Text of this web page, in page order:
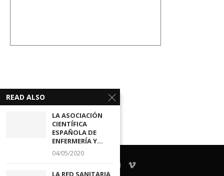
READ ALSO
LA ASOCIACIÓN
CIENTÍFICA
ESPAÑOLA DE
ENFERMERÍA Y...
04/05/2020
LA RED SANITARIA